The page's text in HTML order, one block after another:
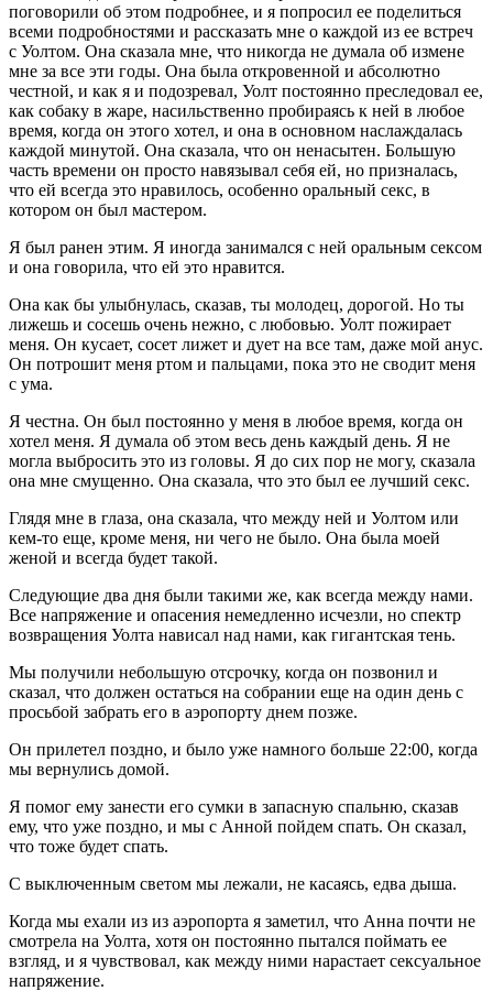
поговорили об этом подробнее, и я попросил ее поделиться
всеми подробностями и рассказать мне о каждой из ее встреч
с Уолтом. Она сказала мне, что никогда не думала об измене
мне за все эти годы. Она была откровенной и абсолютно
честной, и как я и подозревал, Уолт постоянно преследовал ее,
как собаку в жаре, насильственно пробираясь к ней в любое
время, когда он этого хотел, и она в основном наслаждалась
каждой минутой. Она сказала, что он ненасытен. Большую
часть времени он просто навязывал себя ей, но призналась,
что ей всегда это нравилось, особенно оральный секс, в
котором он был мастером.
Я был ранен этим. Я иногда занимался с ней оральным сексом
и она говорила, что ей это нравится.
Она как бы улыбнулась, сказав, ты молодец, дорогой. Но ты
лижешь и сосешь очень нежно, с любовью. Уолт пожирает
меня. Он кусает, сосет лижет и дует на все там, даже мой анус.
Он потрошит меня ртом и пальцами, пока это не сводит меня
с ума.
Я честна. Он был постоянно у меня в любое время, когда он
хотел меня. Я думала об этом весь день каждый день. Я не
могла выбросить это из головы. Я до сих пор не могу, сказала
она мне смущенно. Она сказала, что это был ее лучший секс.
Глядя мне в глаза, она сказала, что между ней и Уолтом или
кем-то еще, кроме меня, ни чего не было. Она была моей
женой и всегда будет такой.
Следующие два дня были такими же, как всегда между нами.
Все напряжение и опасения немедленно исчезли, но спектр
возвращения Уолта нависал над нами, как гигантская тень.
Мы получили небольшую отсрочку, когда он позвонил и
сказал, что должен остаться на собрании еще на один день с
просьбой забрать его в аэропорту днем позже.
Он прилетел поздно, и было уже намного больше 22:00, когда
мы вернулись домой.
Я помог ему занести его сумки в запасную спальню, сказав
ему, что уже поздно, и мы с Анной пойдем спать. Он сказал,
что тоже будет спать.
С выключенным светом мы лежали, не касаясь, едва дыша.
Когда мы ехали из из аэропорта я заметил, что Анна почти не
смотрела на Уолта, хотя он постоянно пытался поймать ее
взгляд, и я чувствовал, как между ними нарастает сексуальное
напряжение.